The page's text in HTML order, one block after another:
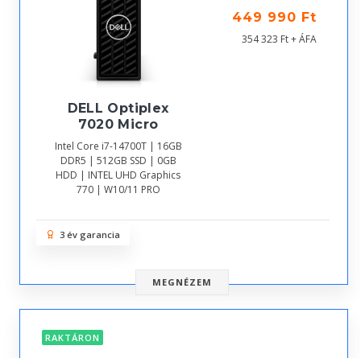
DELL Optiplex
7020 Micro
Intel Core i7-14700T | 16GB
DDR5 | 512GB SSD | 0GB
HDD | INTEL UHD Graphics
770 | W10/11 PRO
449 990 Ft
354 323 Ft + ÁFA
3 év garancia
MEGNÉZEM
RAKTÁRON